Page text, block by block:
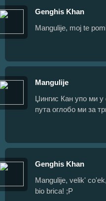
Genghis Khan
Mangulije, moj te
Mangulije
Џингис Кан упо ми у
пута оглобо ми за
Genghis Khan
Mangulije, velik'
bio brica! ;P